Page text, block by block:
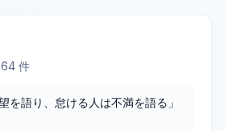
件
を語り、怠ける人は不満を語る 」